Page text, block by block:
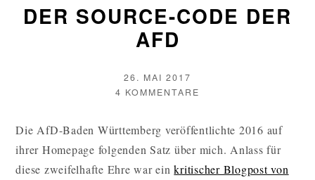
DER SOURCE-CODE DER
AFD
VERÖFFENTLICHT
AM
26. MAI 2017
AUTOR
4 KOMMENTARE
CODE
DER
AFD
Die AfD-Baden Württemberg veröffentlichte 2016 auf
ihrer Homepage folgenden Satz über mich. Anlass für
diese zweifelhafte Ehre war einkritischer Blogpost von